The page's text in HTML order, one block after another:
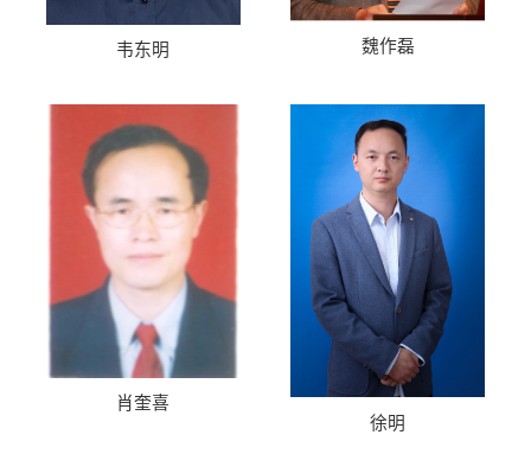
韦东明 魏作磊
肖奎喜
徐明